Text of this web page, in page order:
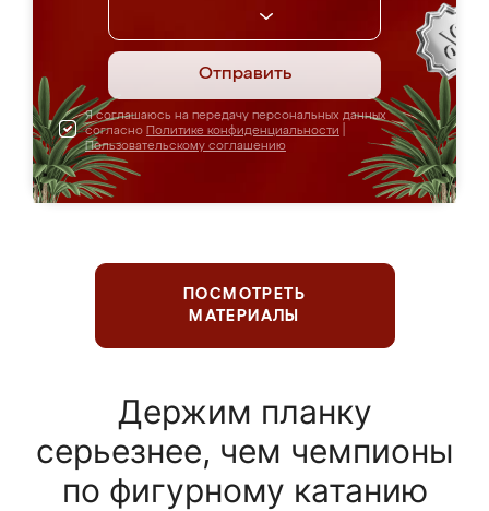
Отправить
Я соглашаюсь на передачу персональных данных
согласно Политике конфиденциальности
Пользовательскому соглашению
ПОСМОТРЕТЬ
МАТЕРИАЛЫ
Держим планку
серьезнее, чем чемпионы
по фигурному катанию